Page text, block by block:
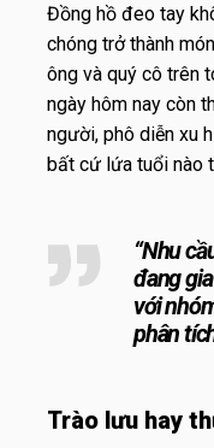
Đồng hồ đeo tay
chóng trở thành
ông và quý cô trên
ngày hôm nay còn
người, phô diễn xu
bất cứ lứa tuổi nào
“Nhu
đang
với
phân
Trào lưu hay